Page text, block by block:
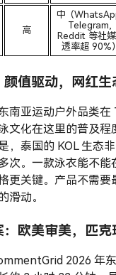
高
中（
Telegram,
Reddit 等社
透率超 90%）
颜值驱动，网红生
南亚运动户外品类
文化在这里的普及
，泰国的 KOL 生态
次。一款泳衣能不
更关键。产品不需
滑动。
：欧美审美，匹克
2026 年